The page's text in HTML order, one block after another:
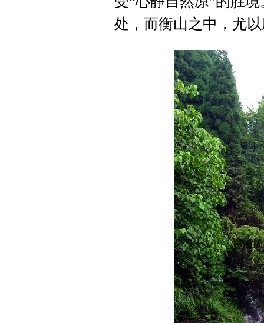
处，而衡山之中，尤